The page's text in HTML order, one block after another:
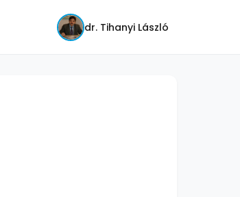
dr. Tihanyi László